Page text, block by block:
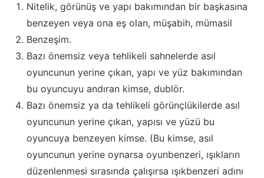
Nitelik, görünüş ve yapı bakımından bir başkasına
benzeyen veya ona eş olan, müşabih, mümasil
Benzeşim.
Bazı önemsiz veya tehlikeli sahnelerde asıl
oyuncunun yerine çıkan, yapı ve yüz bakımından
bu oyuncuyu andıran kimse, dublör.
Bazı önemsiz ya da tehlikeli görünçlükilerde asıl
oyuncunun yerine çıkan, yapısı ve yüzü bu
oyuncuya benzeyen kimse. (Bu kimse, asıl
oyuncunun yerine oynarsa oyunbenzeri, ışıkların
düzenlenmesi sırasında çalışırsa ışıkbenzeri adını